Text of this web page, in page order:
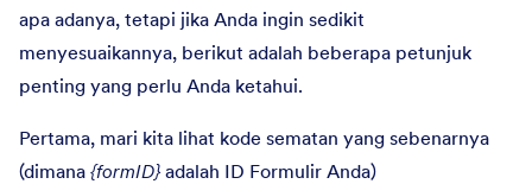
apa adanya, tetapi jika Anda ingin sedikit
menyesuaikannya, berikut adalah beberapa petunjuk
penting yang perlu Anda ketahui.
Pertama, mari kita lihat kode sematan yang sebenarnya
(dimana {formID} adalah ID Formulir Anda)